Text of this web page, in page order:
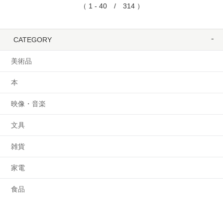
（ 1 - 40 / 314 ）
CATEGORY
美術品
本
映像・音楽
文具
雑貨
家電
食品